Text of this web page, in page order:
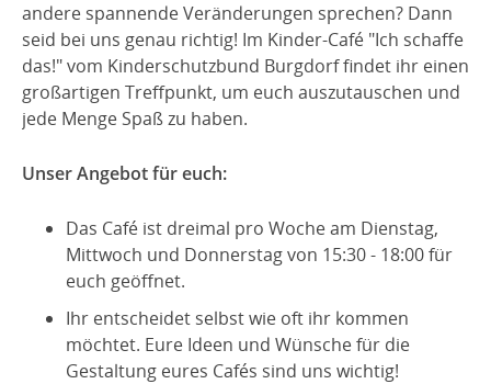
andere spannende Veränderungen sprechen? Dann
seid bei uns genau richtig! Im Kinder-Café "Ich schaffe
das!" vom Kinderschutzbund Burgdorf findet ihr einen
großartigen Treffpunkt, um euch auszutauschen und
jede Menge Spaß zu haben.
Unser Angebot für euch:
Das Café ist dreimal pro Woche am Dienstag,
Mittwoch und Donnerstag von 15:30 - 18:00 für
euch geöffnet.
Ihr entscheidet selbst wie oft ihr kommen
möchtet. Eure Ideen und Wünsche für die
Gestaltung eures Cafés sind uns wichtig!